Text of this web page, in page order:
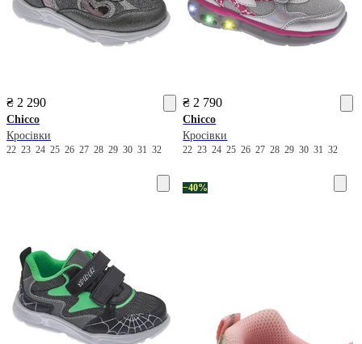
₴ 2 290
Chicco
Кросівки
22 23 24 25 26 27 28 29 30 31 32
₴ 2 790
Chicco
Кросівки
2223242526272829303132
−40%